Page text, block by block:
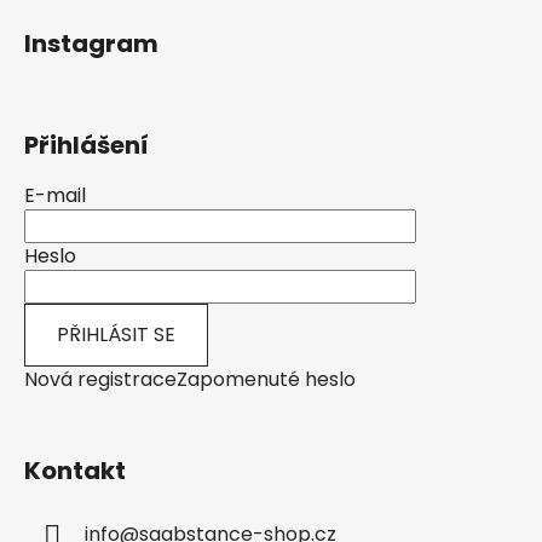
Instagram
Přihlášení
E-mail
Heslo
PŘIHLÁSIT SE
Nová registraceZapomenuté heslo
Kontakt
info@saabstance-shop.cz